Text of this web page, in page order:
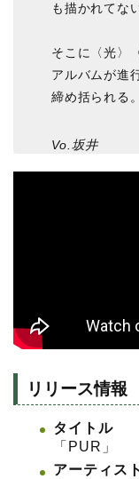
も描かれてな
そこに〈光〉
アルバムが進
締め括られる
Vo.坂井
リリース情報
タイトル
「PUR」
アーティスト